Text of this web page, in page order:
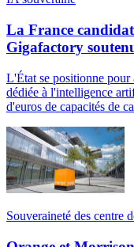
La France
Gigafactory
L'État se positionne
dédiée à l'intelligence
d'euros de capacités de
Souveraineté des centre